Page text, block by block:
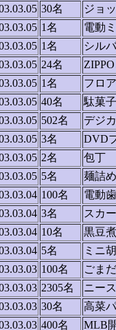
30名
ジョ
1名
電動
1名
シル
24名
1名
フロ
40名
駄菓
502名
デジ
3名
DVD
2名
包丁
5名
麺詰
100名
電動
3名
スカ
10名
黒豆煮
5名
ミニ
100名
ごま
2305名
ニー
30名
高菜
400名 MLB